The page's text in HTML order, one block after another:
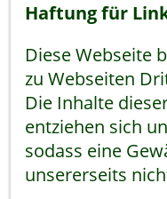
Haftung für
Diese Webseite
zu Webseiten
Die Inhalte
entziehen sich
sodass eine
unsererseits